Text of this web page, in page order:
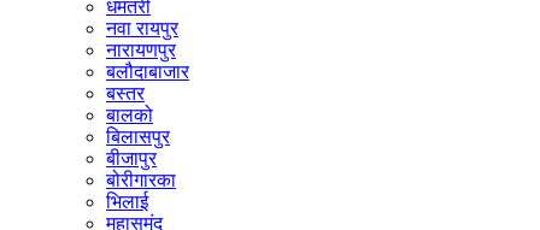
धमतरी
नवा रायपुर
नारायणपुर
बलौदाबाजार
बस्तर
बालको
बिलासपुर
बीजापुर
बोरीगारका
भिलाई
महासमुंद